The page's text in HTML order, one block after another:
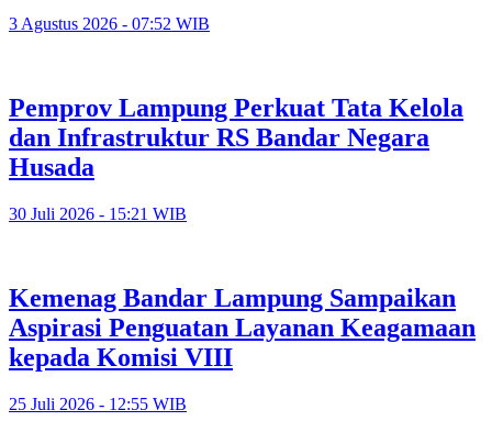
3 Agustus 2026 - 07:52 WIB
Pemprov Lampung Perkuat Tata Kelola
dan Infrastruktur RS Bandar Negara
Husada
30 Juli 2026 - 15:21 WIB
Kemenag Bandar Lampung Sampaikan
Aspirasi Penguatan Layanan Keagamaan
kepada Komisi VIII
25 Juli 2026 - 12:55 WIB